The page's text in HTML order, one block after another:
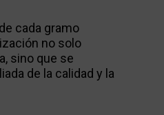
cada gramo
no solo
sino que se
de la calidad y la